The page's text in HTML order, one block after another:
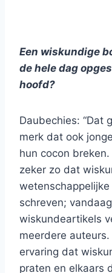
Een wiskundige
de hele dag
hoofd?
Daubechies: “Dat
merk dat ook
hun cocon
zeker zo dat
schreven;
wiskundeartikels
meerdere
ervaring dat
praten en elkaars